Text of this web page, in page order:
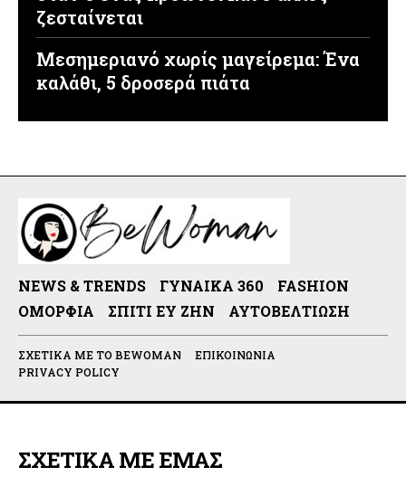
ζεσταίνεται
Μεσημεριανό χωρίς μαγείρεμα: Ένα
καλάθι, 5 δροσερά πιάτα
NEWS & TRENDS ΓΥΝΑΊΚΑ 360
FASHION
ΟΜΟΡΦΙΆ
ΣΠΊΤΙ ΕΥ ΖΗΝ ΑΥΤΟΒΕΛΤΊΩΣΗ
ΣΧΕΤΙΚΆ ΜΕ ΤΟ BEWOMAN
ΕΠΙΚΟΙΝΩΝΊΑ
PRIVACY POLICY
ΣΧΕΤΙΚΑ ΜΕ ΕΜΑΣ